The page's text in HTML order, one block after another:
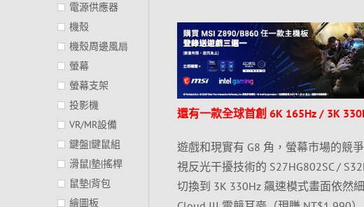
還有一款全球首創 6K 165Hz / 3K
遊戲和現實有 G8 角，螢幕市場的競
視反光干擾技術的 S27HG802SC /
切換到 3K 330Hz 飆速模式畫面依然
電源供應器
機殼
機殼周邊風扇
螢幕
螢幕支架
投影機
VR/MR設備
鍵盤|鍵鼠組
滑鼠|墊|搖桿
鼠墊|背包
繪圖板